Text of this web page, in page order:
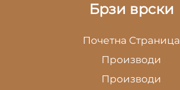
Брзи врски
Почетна Страница
Производи
Производи